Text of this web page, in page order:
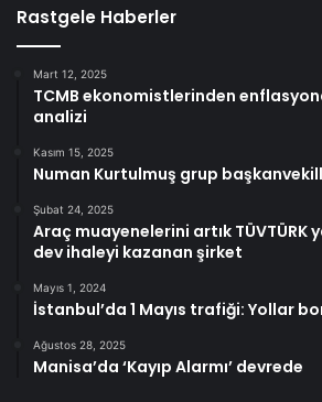
Rastgele Haberler
Mart 12, 2025
TCMB ekonomistlerinden
analizi
Kasım 15, 2025
Numan Kurtulmuş grup
Şubat 24, 2025
Araç muayenelerini artık TÜVTÜRK
dev ihaleyi kazanan şirket
Mayıs 1, 2024
İstanbul’da 1 Mayıs trafiği: Yollar
Ağustos 28, 2025
Manisa’da ‘Kayıp Alarmı’ devrede